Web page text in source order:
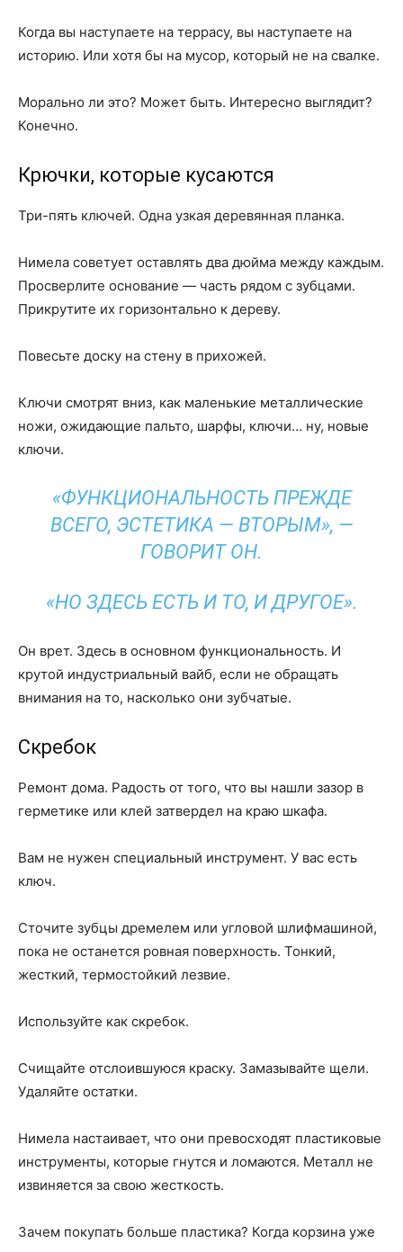
Когда вы наступаете на террасу, вы наступаете на
историю. Или хотя бы на мусор, который не на свалке.
Морально ли это? Может быть. Интересно выглядит?
Конечно.
Крючки, которые кусаются
Три-пять ключей. Одна узкая деревянная планка.
Нимела советует оставлять два дюйма между каждым.
Просверлите основание — часть рядом с зубцами.
Прикрутите их горизонтально к дереву.
Повесьте доску на стену в прихожей.
Ключи смотрят вниз, как маленькие металлические
ножи, ожидающие пальто, шарфы, ключи… ну, новые
ключи.
«ФУНКЦИОНАЛЬНОСТЬ ПРЕЖДЕ
ВСЕГО, ЭСТЕТИКА — ВТОРЫМ», —
ГОВОРИТ ОН.
«НО ЗДЕСЬ ЕСТЬ И ТО, И ДРУГОЕ».
Он врет. Здесь в основном функциональность. И
крутой индустриальный вайб, если не обращать
внимания на то, насколько они зубчатые.
Скребок
Ремонт дома. Радость от того, что вы нашли зазор в
герметике или клей затвердел на краю шкафа.
Вам не нужен специальный инструмент. У вас есть
ключ.
Сточите зубцы дремелем или угловой шлифмашиной,
пока не останется ровная поверхность. Тонкий,
жесткий, термостойкий лезвие.
Используйте как скребок.
Счищайте отслоившуюся краску. Замазывайте щели.
Удаляйте остатки.
Нимела настаивает, что они превосходят пластиковые
инструменты, которые гнутся и ломаются. Металл не
извиняется за свою жесткость.
Зачем покупать больше пластика? Когда корзина уже